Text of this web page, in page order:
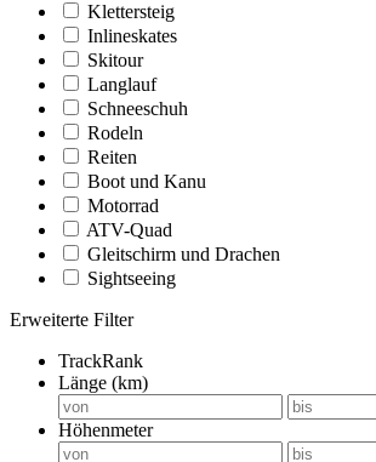
Klettersteig
Inlineskates
Skitour
Langlauf
Schneeschuh
Rodeln
Reiten
Boot und Kanu
Motorrad
ATV-Quad
Gleitschirm und Drachen
Sightseeing
Erweiterte Filter
TrackRank
Länge (km)
Höhenmeter